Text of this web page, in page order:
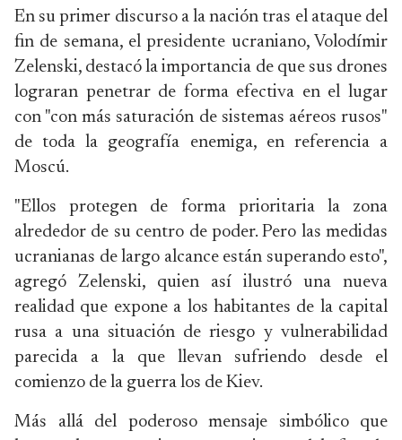
En su primer discurso a la nación tras el ataque del
fin de semana, el presidente ucraniano, Volodímir
Zelenski, destacó la importancia de que sus drones
lograran penetrar de forma efectiva en el lugar
con "con más saturación de sistemas aéreos rusos"
de toda la geografía enemiga, en referencia a
Moscú.
"Ellos protegen de forma prioritaria la zona
alrededor de su centro de poder. Pero las medidas
ucranianas de largo alcance están superando esto",
agregó Zelenski, quien así ilustró una nueva
realidad que expone a los habitantes de la capital
rusa a una situación de riesgo y vulnerabilidad
parecida a la que llevan sufriendo desde el
comienzo de la guerra los de Kiev.
Más allá del poderoso mensaje simbólico que